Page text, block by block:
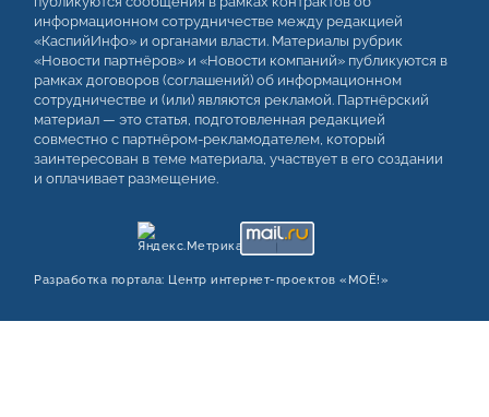
информационном сотрудничестве между редакцией
«КаспийИнфо» и органами власти. Материалы рубрик
«Новости партнёров» и «Новости компаний» публикуются в
рамках договоров (соглашений) об информационном
сотрудничестве и (или) являются рекламой. Партнёрский
материал — это статья, подготовленная редакцией
совместно с партнёром-рекламодателем, который
заинтересован в теме материала, участвует в его создании
и оплачивает размещение.
Разработка портала: Центр интернет‑проектов «МОЁ!»